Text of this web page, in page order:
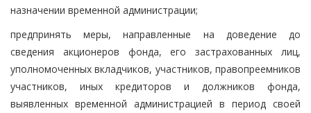
назначении временной администрации;
предпринять меры, направленные на доведение до
сведения акционеров фонда, его застрахованных лиц,
уполномоченных вкладчиков, участников, правопреемников
участников, иных кредиторов и должников фонда,
выявленных временной администрацией в период своей